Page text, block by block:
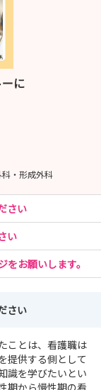
に
・形成外科
さい
い
お願いします。
さい
ことは、看護職は
提供する側として
識を学びたいとい